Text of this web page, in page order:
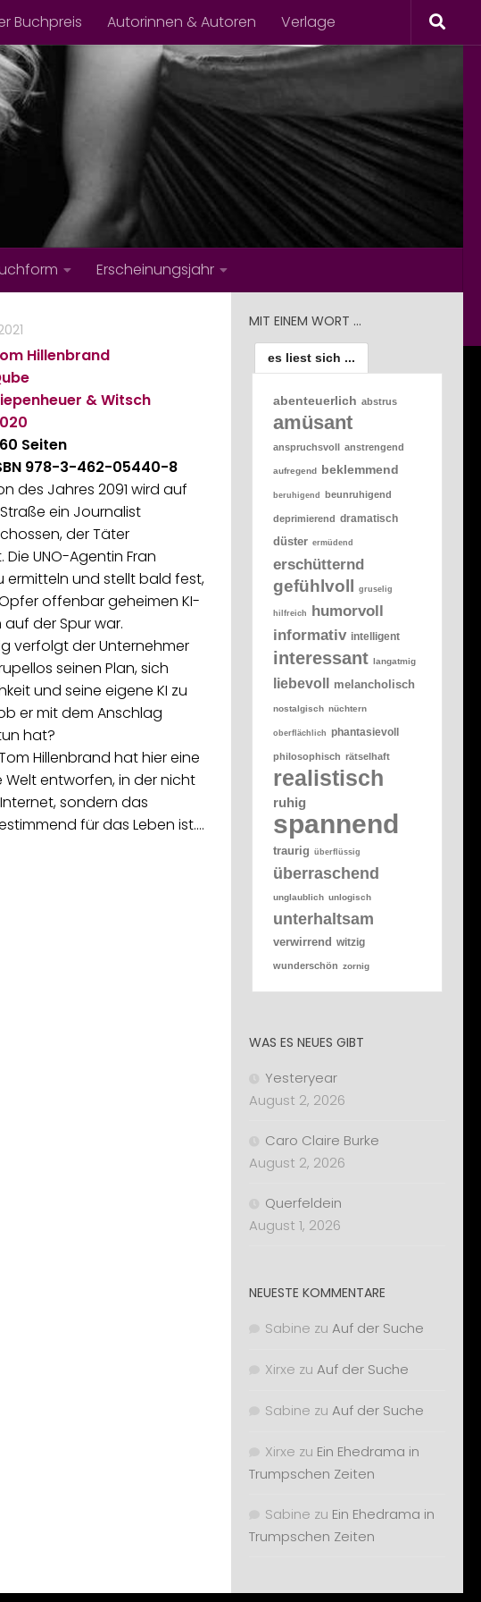
Buchpreis Autorinnen & Autoren Verlage
Erscheinungsjahr
Hillenbrand
& Witsch
Seiten
978-3-462-05440-8
des Jahres 2091 wird auf
ein Journalist
der Täter
UNO-Agentin Fran
ermitteln und stellt bald fest,
offenbar geheimen KI-
auf der Spur war.
verfolgt der Unternehmer
seinen Plan, sich
und seine eigene KI zu
er mit dem Anschlag
hat?
Hillenbrand hat hier eine
Welt entworfen, in der nicht
sondern das
für das Leben ist.…
MIT EINEM WORT …
es liest sich ...
abenteuerlich abstrus
amüsant
anspruchsvoll anstrengend
aufregend beklemmend
beruhigend beunruhigend
deprimierend dramatisch
düster ermüdend
erschütternd
gefühlvoll gruselig
hilfreich
humorvoll
informativ intelligent
interessant langatmig
liebevoll melancholisch
nostalgisch nüchtern
oberflächlich phantasievoll
philosophisch rätselhaft
realistisch
ruhig
spannend
traurig überflüssig
überraschend
unglaublich unlogisch
unterhaltsam
verwirrend witzig
wunderschön zornig
WAS ES NEUES GIBT
Yesteryear
August 2, 2026
Caro Claire Burke
August 2, 2026
Querfeldein
August 1, 2026
NEUESTE KOMMENTARE
Sabine zu Auf der Suche
Xirxe zu Auf der Suche
Sabine zu Auf der Suche
Xirxe zu Ein Ehedrama in
Trumpschen Zeiten
Sabine zu Ein Ehedrama in
Trumpschen Zeiten